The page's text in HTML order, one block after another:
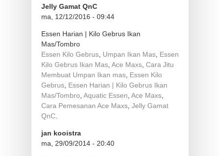
Jelly Gamat QnC
ma, 12/12/2016 - 09:44
Essen Harian | Kilo Gebrus Ikan
Mas/Tombro
Essen Kilo Gebrus, Umpan Ikan Mas, Essen
Kilo Gebrus Ikan Mas, Ace Maxs, Cara Jitu
Membuat Umpan Ikan mas, Essen Kilo
Gebrus, Essen Harian | Kilo Gebrus Ikan
Mas/Tombro, Aquatic Essen, Ace Maxs,
Cara Pemesanan Ace Maxs, Jelly Gamat
QnC.
jan kooistra
ma, 29/09/2014 - 20:40